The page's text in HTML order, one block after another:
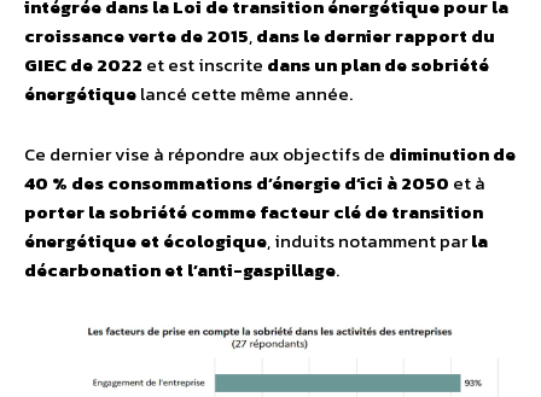
intégrée dans la Loi de transition énergétique pour la
croissance verte de 2015,dans le dernier rapport du
GIEC de 2022 et est inscrite dans un plan de sobriété
énergétiquelancé cette même année.
Ce dernier vise à répondre aux objectifs de diminution de
40 % des consommations d’énergie d’ici à 2050 et à
porter la sobriété comme facteur clé de transition
énergétique et écologique, induits notamment parla
décarbonation et l’anti-gaspillage.